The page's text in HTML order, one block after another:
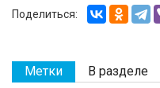
Поделиться:
Метки В разделе